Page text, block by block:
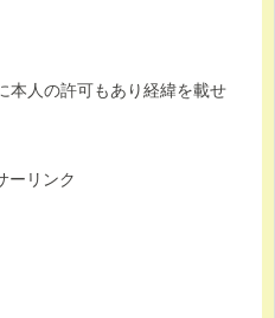
本人の許可もあり経緯を載せ
ーリンク